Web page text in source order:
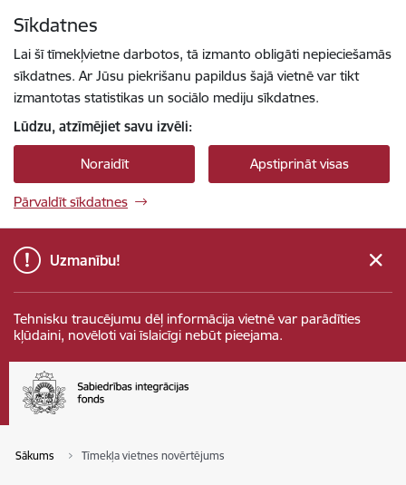
Sīkdatnes
Lai šī tīmekļvietne darbotos, tā izmanto obligāti nepieciešamās
sīkdatnes. Ar Jūsu piekrišanu papildus šajā vietnē var tikt
izmantotas statistikas un sociālo mediju sīkdatnes.
Lūdzu, atzīmējiet savu izvēli:
Noraidīt Apstiprināt visas
Pārvaldīt sīkdatnes
Uzmanību!
Tehnisku traucējumu dēļ informācija vietnē var parādīties
kļūdaini, novēloti vai īslaicīgi nebūt pieejama.
Sākums Tīmekļa vietnes novērtējums